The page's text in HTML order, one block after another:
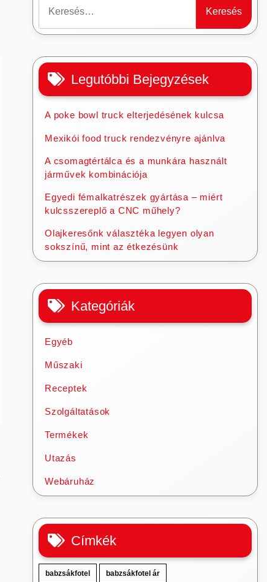
Legutóbbi Bejegyzések
A poke bowl truck elterjedésének kulcsa
Mexikói food truck rendezvényre ajánlva
A csomagtértálca és a munkára használt
járművek kombinációja
Egyedi fémalkatrészek gyártása – miért
kulcsszereplő a CNC műhely?
Olajkeresőnk választéka legyen olyan
sokszínű, mint az étkezésünk
Kategóriák
Egyéb
Műszaki
Receptek
Szolgáltatások
Termékek
Utazás
Webáruház
Címkék
babzsákfotel babzsákfotel ár